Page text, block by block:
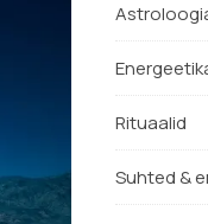
Rituaalid
Suhted &